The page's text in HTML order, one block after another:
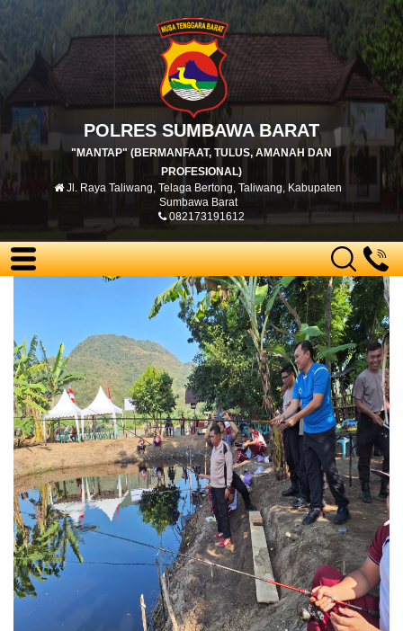
POLRES SUMBAWA BARAT
"MANTAP" (BERMANFAAT, TULUS, AMANAH DAN
PROFESIONAL)
Jl. Raya Taliwang, Telaga Bertong, Taliwang, Kabupaten
Sumbawa Barat
082173191612